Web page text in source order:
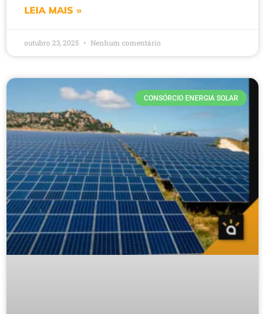
LEIA MAIS »
outubro 23, 2025 Nenhum comentário
CONSÓRCIO ENERGIA SOLAR